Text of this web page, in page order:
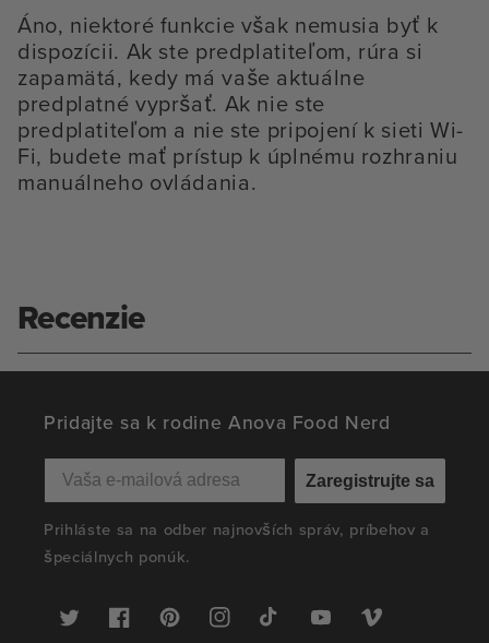
Áno, niektoré funkcie však nemusia byť k
dispozícii. Ak ste predplatiteľom, rúra si
zapamätá, kedy má vaše aktuálne
predplatné vypršať. Ak nie ste
predplatiteľom a nie ste pripojení k sieti Wi-
Fi, budete mať prístup k úplnému rozhraniu
manuálneho ovládania.
Recenzie
Pridajte sa k rodine Anova Food Nerd
Zaregistrujte sa
Prihláste sa na odber najnovších správ, príbehov a
špeciálnych ponúk.
Twitter FacebookPinterestInstagramTikTok YouTubeVimeo